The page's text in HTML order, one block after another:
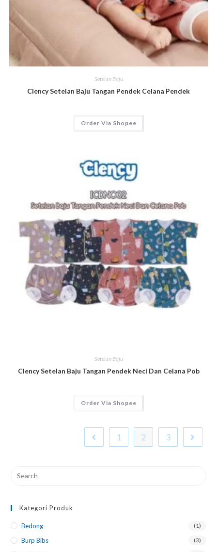
Setelan Baju
Clency Setelan Baju Tangan Pendek Celana Pendek
Order Via Shopee
Setelan Baju
Clency Setelan Baju Tangan Pendek Neci Dan Celana Pob
Order Via Shopee
1 2 3
Kategori Produk
Bedong (1)
Burp Bibs (3)